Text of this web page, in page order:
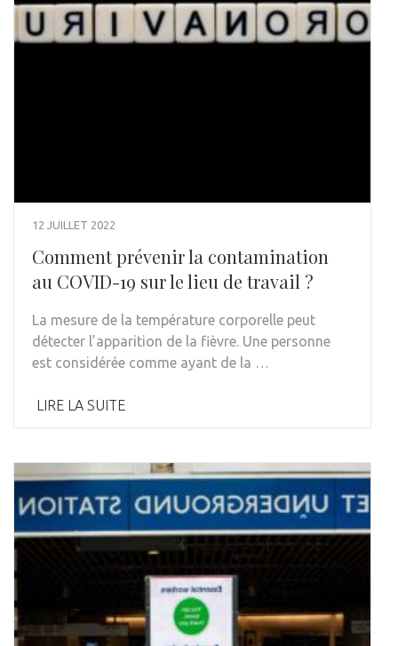
12 JUILLET 2022
Comment prévenir la contamination
au COVID-19 sur le lieu de travail ?
La mesure de la température corporelle peut
détecter l’apparition de la fièvre. Une personne
est considérée comme ayant de la …
LIRE LA SUITE